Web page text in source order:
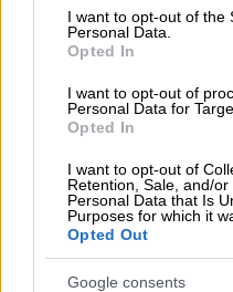
consent section.
I want to opt-out of the
Personal Data.
Opted In
I want to opt-out of
Personal Data for
Opted In
I want to opt-out of
Retention, Sale, and/
Personal Data that Is
Purposes for which it
Opted Out
Google consents
Lifestyle|15.01.2022
«Με κακοποιούσε
Έβαν Ρέιτσελ
Μάνσον στο